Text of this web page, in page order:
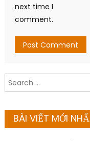
next time I
comment.
Search
for:
BÀI VIẾT MỚI